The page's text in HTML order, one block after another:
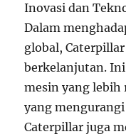
Inovasi dan
Dalam
global,
berkelanjutan.
mesin yang lebih
yang
Caterpillar juga